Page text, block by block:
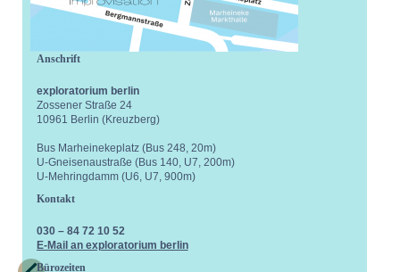
Anschrift
exploratorium berlin
Zossener Straße 24
10961 Berlin (Kreuzberg)
Bus Marheinekeplatz (Bus 248, 20m)
U-Gneisenaustraße (Bus 140, U7, 200m)
U-Mehringdamm (U6, U7, 900m)
Kontakt
030 – 84 72 10 52
E-Mail an exploratorium berlin
Bürozeiten